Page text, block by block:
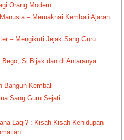
Orang Modern
– Memaknai Kembali Ajaran
– Mengikuti Jejak Sang Guru
Si Bijak dan di Antaranya
Bangun Kembali
Sang Guru Sejati
Lagi? : Kisah-Kisah Kehidupan